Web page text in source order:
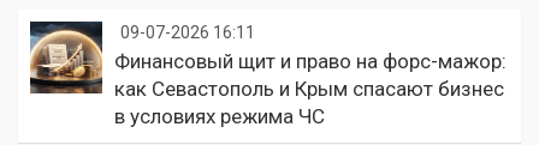
09-07-2026 16:11
Финансовый щит и право на форс-мажор:
как Севастополь и Крым спасают бизнес
в условиях режима ЧС